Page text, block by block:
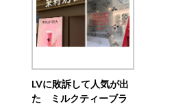
LVに敗訴して人気が出
た ミルクティーブラ